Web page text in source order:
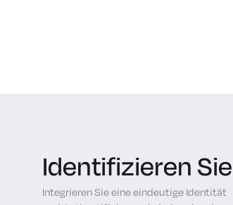
Identifizieren Sie
Integrieren Sie eine eindeutige Identität